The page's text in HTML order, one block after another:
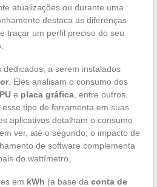
atualizações ou durante uma
destaca as diferenças
traçar um perfil preciso do seu
dedicados, a serem instalados
. Eles analisam o consumo dos
e placa gráfica, entre outros.
tipo de ferramenta em suas
aplicativos detalham o consumo
ver, até o segundo, o impacto de
de software complementa
do wattímetro.
em kWh (a base da conta de